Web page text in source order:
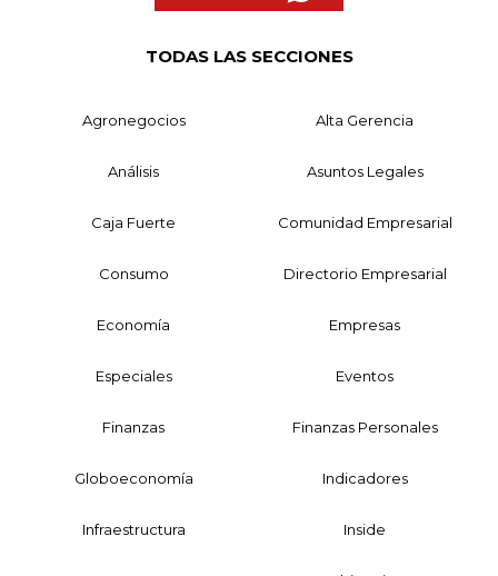
TODAS LAS SECCIONES
Agronegocios Alta Gerencia
Análisis Asuntos Legales
Caja Fuerte Comunidad Empresarial
Consumo Directorio Empresarial
Economía Empresas
Especiales Eventos
Finanzas Finanzas Personales
Globoeconomía Indicadores
Infraestructura Inside